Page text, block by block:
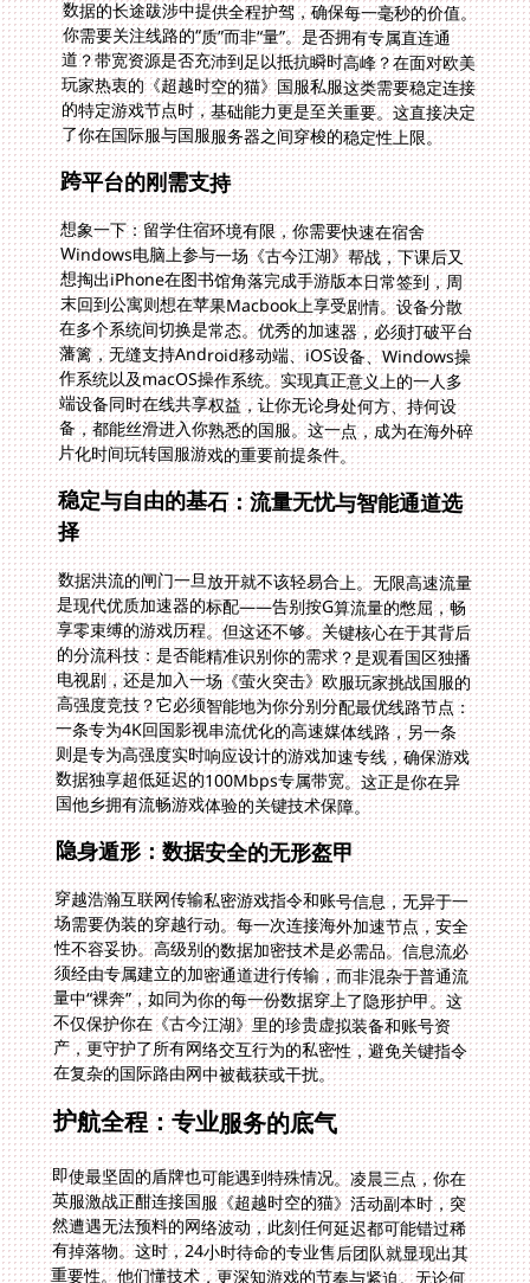
了你在国际服与国服服务器之间穿梭的稳定性上限。
跨平台的刚需支持
想象一下：留学住宿环境有限，你需要快速在宿舍
Windows电脑上参与一场《古今江湖》帮战，下课后又
想掏出iPhone在图书馆角落完成手游版本日常签到，周
末回到公寓则想在苹果Macbook上享受剧情。设备分散
在多个系统间切换是常态。优秀的加速器，必须打破平台
藩篱，无缝支持Android移动端、iOS设备、Windows操
作系统以及macOS操作系统。实现真正意义上的一人多
端设备同时在线共享权益，让你无论身处何方、持何设
备，都能丝滑进入你熟悉的国服。这一点，成为在海外碎
片化时间玩转国服游戏的重要前提条件。
稳定与自由的基石：流量无忧与智能通道选
择
数据洪流的闸门一旦放开就不该轻易合上。无限高速流量
是现代优质加速器的标配——告别按G算流量的憋屈，畅
享零束缚的游戏历程。但这还不够。关键核心在于其背后
的分流科技：是否能精准识别你的需求？是观看国区独播
电视剧，还是加入一场《萤火突击》欧服玩家挑战国服的
高强度竞技？它必须智能地为你分别分配最优线路节点：
一条专为4K回国影视串流优化的高速媒体线路，另一条
则是专为高强度实时响应设计的游戏加速专线，确保游戏
数据独享超低延迟的100Mbps专属带宽。这正是你在异
国他乡拥有流畅游戏体验的关键技术保障。
隐身遁形：数据安全的无形盔甲
穿越浩瀚互联网传输私密游戏指令和账号信息，无异于一
场需要伪装的穿越行动。每一次连接海外加速节点，安全
性不容妥协。高级别的数据加密技术是必需品。信息流必
须经由专属建立的加密通道进行传输，而非混杂于普通流
量中“裸奔”，如同为你的每一份数据穿上了隐形护甲。这
不仅保护你在《古今江湖》里的珍贵虚拟装备和账号资
产，更守护了所有网络交互行为的私密性，避免关键指令
在复杂的国际路由网中被截获或干扰。
护航全程：专业服务的底气
即使最坚固的盾牌也可能遇到特殊情况。凌晨三点，你在
英服激战正酣连接国服《超越时空的猫》活动副本时，突
然遭遇无法预料的网络波动，此刻任何延迟都可能错过稀
有掉落物。这时，24小时待命的专业售后团队就显现出其
重要性。他们懂技术，更深知游戏的节奏与紧迫。无论何
时，遇到连接障碍、掉线恢复、账号匹配或节点延迟问
题，一支熟悉跨国网络环境、拥有强大排障能力的服务队
伍，能让解决问题的效率大大提升，确保你在短时间内重